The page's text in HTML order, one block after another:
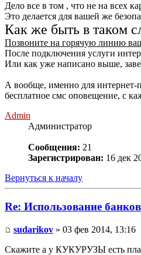
Дело все в том , что не на всех
Это делается для вашей же
Как же быть в таком
Позвоните на горячую линию
После подключения услуги
Или как уже написано выше,
А вообще, именно для интернет-
бесплатное смс оповещение, с
Admin
Администратор
Сообщения: 21
Зарегистрирован: 16 дек
Вернуться к началу
Re: Использование
sudarikov » 03 фев 2014, 13:16
Скажите а у КУКУРУЗЫ есть